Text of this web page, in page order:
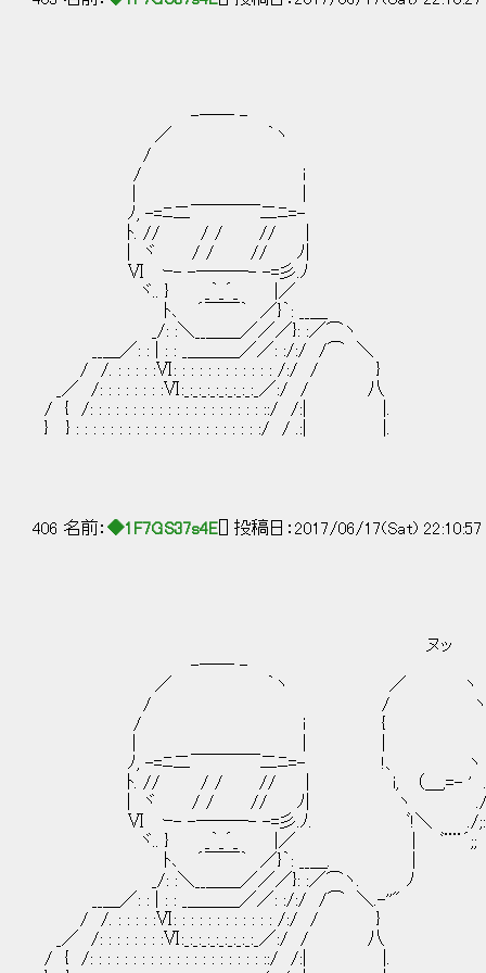
-── - -
／ ｀ヽ
/
/ i
ﾉ, -=ﾆ二￣￣￣￣二ﾆ=- ﾉ, -=
ﾄ. // / / // | ﾄ
| ヾ / / // ﾉ| |
Ⅵ ｰ- -───- -=彡.ﾉ Ⅵ ｰ
ヾ.. } _｀_´_ |／ ヾ..
ﾄ､ ´￣￣｀ ／}｀: __＿ ﾄ､
_/: :＼__＿＿／／／}: :／⌒ヽ _/:
__＿／: : | : : _＿＿＿／／: :/:/ /⌒ ＼ __
/ /. : : : : :Ⅵ: : : : : : : : : : : : /:/ / } / /.
_／ /: : : : : : : :Ⅵ:_:_:_:_:_:_:_:_:_／:/ / 八 _
/ { /: : : : : : : : : : : : : : : : : : : : ::/ /:| |. / {
} } : : : : : : : : : : : : : : : : : : : : : :/ / .:| |. } }
406 名前： ◆1F7GS37s4E [] 投稿日：2017/06/17(Sat)
ヌッ
-── - -
／ ｀ヽ ／ ヽ
/ /
/ i {
ﾉ, -=ﾆ二￣￣￣￣二ﾆ=- !、 ヽ .i.
ﾄ. // / / // | i, （＿,=-
| ヾ / / // ﾉ| ヽ ./!.
Ⅵ ｰ- -───- -=彡.ﾉ. ﾞ!＼ ./;:|
ヾ.. } _｀_´_ |／ | ﾞ¨¨´;; i
ﾄ､ ´￣￣｀ ／}｀: __＿. | i ﾄ､
_/: :＼__＿＿／／／}: :／⌒ヽ. ﾉ ｀、.
__＿／: : | : : _＿＿＿／／: :/:/ /⌒ ＼.-''" ｀¨ｰ
/ /. : : : : :Ⅵ: : : : : : : : : : : : /:/ / } / /.
_／ /: : : : : : : :Ⅵ:_:_:_:_:_:_:_:_:_／:/ / 八 _
/ { /: : : : : : : : : : : : : : : : : : : : ::/ /:| |. / {